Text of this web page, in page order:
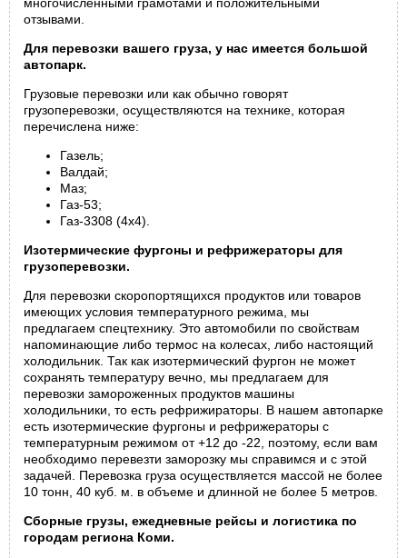
многочисленными грамотами и положительными
отзывами.
Для перевозки вашего груза, у нас имеется большой
автопарк.
Грузовые перевозки или как обычно говорят
грузоперевозки, осуществляются на технике, которая
перечислена ниже:
Газель;
Валдай;
Маз;
Газ-53;
Газ-3308 (4х4).
Изотермические фургоны и рефрижераторы для
грузоперевозки.
Для перевозки скоропортящихся продуктов или товаров
имеющих условия температурного режима, мы
предлагаем спецтехнику. Это автомобили по свойствам
напоминающие либо термос на колесах, либо настоящий
холодильник. Так как изотермический фургон не может
сохранять температуру вечно, мы предлагаем для
перевозки замороженных продуктов машины
холодильники, то есть рефрижираторы. В нашем автопарке
есть изотермические фургоны и рефрижераторы с
температурным режимом от +12 до -22, поэтому, если вам
необходимо перевезти заморозку мы справимся и с этой
задачей. Перевозка груза осуществляется массой не более
10 тонн, 40 куб. м. в объеме и длинной не более 5 метров.
Сборные грузы, ежедневные рейсы и логистика по
городам региона Коми.